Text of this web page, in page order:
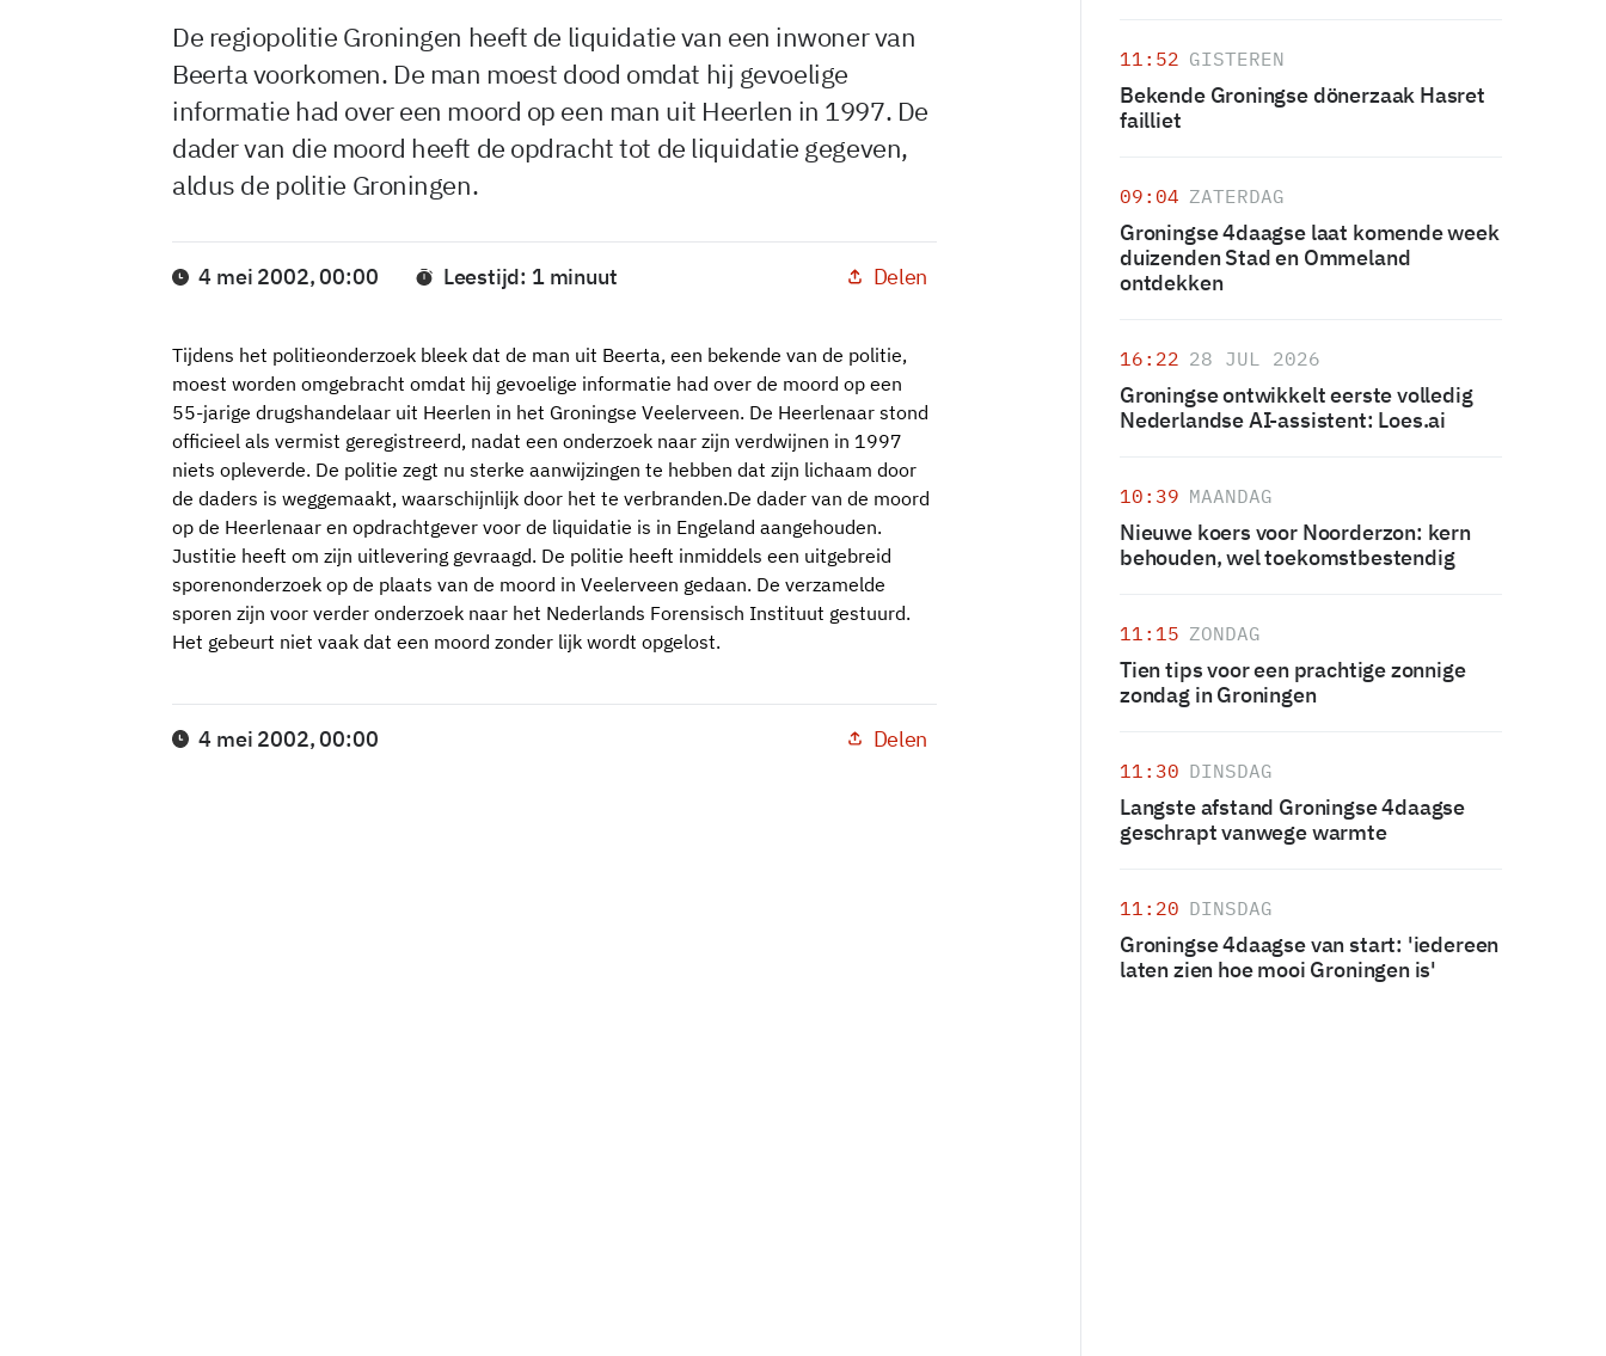
De regiopolitie Groningen heeft de liquidatie van een inwoner van
Beerta voorkomen. De man moest dood omdat hij gevoelige
informatie had over een moord op een man uit Heerlen in 1997. De
dader van die moord heeft de opdracht tot de liquidatie gegeven,
aldus de politie Groningen.
4 mei 2002, 00:00 Leestijd: 1 minuut Delen
Tijdens het politieonderzoek bleek dat de man uit Beerta, een bekende van de politie,
moest worden omgebracht omdat hij gevoelige informatie had over de moord op een
55-jarige drugshandelaar uit Heerlen in het Groningse Veelerveen. De Heerlenaar stond
officieel als vermist geregistreerd, nadat een onderzoek naar zijn verdwijnen in 1997
niets opleverde. De politie zegt nu sterke aanwijzingen te hebben dat zijn lichaam door
de daders is weggemaakt, waarschijnlijk door het te verbranden.De dader van de moord
op de Heerlenaar en opdrachtgever voor de liquidatie is in Engeland aangehouden.
Justitie heeft om zijn uitlevering gevraagd. De politie heeft inmiddels een uitgebreid
sporenonderzoek op de plaats van de moord in Veelerveen gedaan. De verzamelde
sporen zijn voor verder onderzoek naar het Nederlands Forensisch Instituut gestuurd.
Het gebeurt niet vaak dat een moord zonder lijk wordt opgelost.
4 mei 2002, 00:00 Delen
11:52 GISTEREN
Bekende Groningse dönerzaak Hasret
failliet
09:04 ZATERDAG
Groningse 4daagse laat komende week
duizenden Stad en Ommeland
ontdekken
16:22 28 JUL 2026
Groningse ontwikkelt eerste volledig
Nederlandse AI-assistent: Loes.ai
10:39 MAANDAG
Nieuwe koers voor Noorderzon: kern
behouden, wel toekomstbestendig
11:15 ZONDAG
Tien tips voor een prachtige zonnige
zondag in Groningen
11:30 DINSDAG
Langste afstand Groningse 4daagse
geschrapt vanwege warmte
11:20 DINSDAG
Groningse 4daagse van start: 'iedereen
laten zien hoe mooi Groningen is'